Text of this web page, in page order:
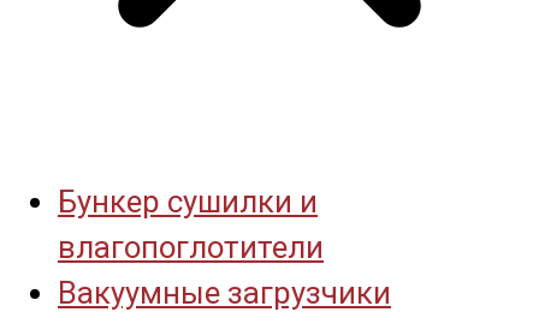
Бункер сушилки и
влагопоглотители
Вакуумные загрузчики